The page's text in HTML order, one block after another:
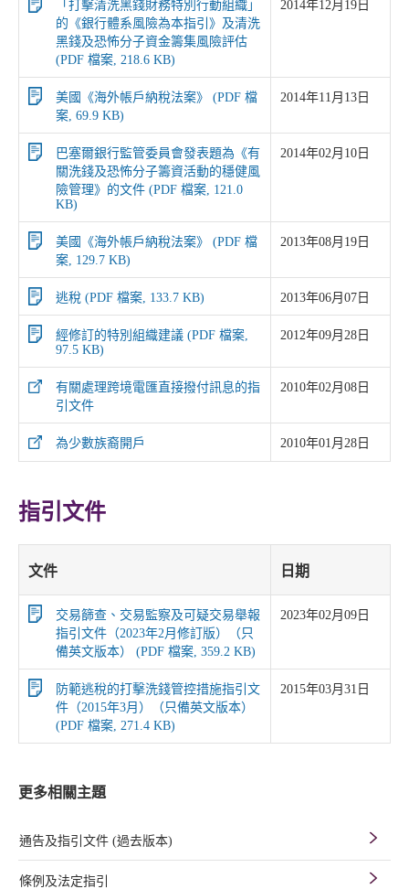
「打擊清洗黑錢財務特別行動組織」
的《銀行體系風險為本指引》及清洗
黑錢及恐怖分子資金籌集風險評估
(PDF 檔案, 218.6 KB)
2014年12月19日
美國《海外帳戶納稅法案》 (PDF 檔
案, 69.9 KB)
2014年11月13日
巴塞爾銀行監管委員會發表題為《有
關洗錢及恐怖分子籌資活動的穩健風
險管理》的文件 (PDF 檔案, 121.0
KB)
2014年02月10日
美國《海外帳戶納稅法案》 (PDF 檔
案, 129.7 KB)
2013年08月19日
逃稅 (PDF 檔案, 133.7 KB) 2013年06月07日
經修訂的特別組織建議 (PDF 檔案,
97.5 KB)
2012年09月28日
有關處理跨境電匯直接撥付訊息的指
引文件
2010年02月08日
為少數族裔開戶 2010年01月28日
指引文件
文件 日期
交易篩查、交易監察及可疑交易舉報
指引文件（2023年2月修訂版）（只
備英文版本） (PDF 檔案, 359.2 KB)
2023年02月09日
防範逃稅的打擊洗錢管控措施指引文
件（2015年3月）（只備英文版本）
(PDF 檔案, 271.4 KB)
2015年03月31日
更多相關主題
通告及指引文件 (過去版本)
條例及法定指引